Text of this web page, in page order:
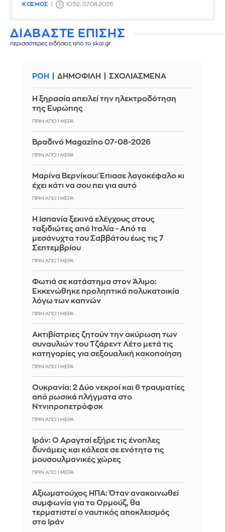
ΚΟΣΜΟΣ 10:52, 07.08.2026
ΔΙΑΒΑΣΤΕ ΕΠΙΣΗΣ
περισσότερες ειδήσεις από το skai.gr
ΡΟΗ ΔΗΜΟΦΙΛΗ ΣΧΟΛΙΑΣΜΕΝΑ
Η ξηρασία απειλεί την ηλεκτροδότηση
της Ευρώπης
ΠΡΙΝ ΑΠΌ 1 ΜΈΡΑ
Βραδινό Magazino 07-08-2026
ΠΡΙΝ ΑΠΌ 1 ΜΈΡΑ
Μαρίνα Βερνίκου: Έπιασε λαγοκέφαλο κι
έχει κάτι να σου πει για αυτό
ΠΡΙΝ ΑΠΌ 1 ΜΈΡΑ
Η Ισπανία ξεκινά ελέγχους στους
ταξιδιώτες από Ιταλία - Από τα
μεσάνυχτα του Σαββάτου έως τις 7
Σεπτεμβρίου
ΠΡΙΝ ΑΠΌ 1 ΜΈΡΑ
Φωτιά σε κατάστημα στον Άλιμο:
Εκκενώθηκε προληπτικά πολυκατοικία
λόγω των καπνών
ΠΡΙΝ ΑΠΌ 1 ΜΈΡΑ
Ακτιβίστριες ζητούν την ακύρωση των
συναυλιών του Τζάρεντ Λέτο μετά τις
κατηγορίες για σεξουαλική κακοποίηση
ΠΡΙΝ ΑΠΌ 1 ΜΈΡΑ
Ουκρανία: 2 Δύο νεκροί και 6 τραυματίες
από ρωσικά πλήγματα στο
Ντνιπροπετρόφσκ
ΠΡΙΝ ΑΠΌ 1 ΜΈΡΑ
Ιράν: Ο Αραγτσί εξήρε τις ένοπλες
δυνάμεις και κάλεσε σε ενότητα τις
μουσουλμανικές χώρες
ΠΡΙΝ ΑΠΌ 1 ΜΈΡΑ
Αξιωματούχος ΗΠΑ: Όταν ανακοινωθεί
συμφωνία για το Ορμούζ, θα
τερματιστεί ο ναυτικός αποκλεισμός
στο Ιράν